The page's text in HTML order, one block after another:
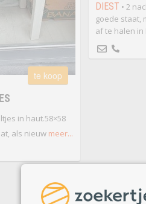
DIEST • 2
goede staat,
af te halen in
te koop
in haut.58×58
als nieuw meer...